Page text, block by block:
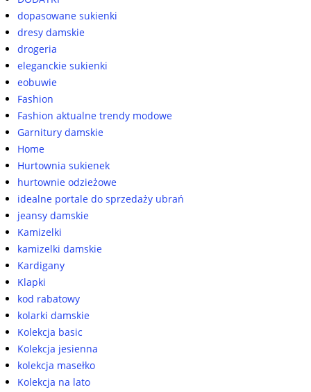
dopasowane sukienki
dresy damskie
drogeria
eleganckie sukienki
eobuwie
Fashion
Fashion aktualne trendy modowe
Garnitury damskie
Home
Hurtownia sukienek
hurtownie odzieżowe
idealne portale do sprzedaży ubrań
jeansy damskie
Kamizelki
kamizelki damskie
Kardigany
Klapki
kod rabatowy
kolarki damskie
Kolekcja basic
Kolekcja jesienna
kolekcja masełko
Kolekcja na lato